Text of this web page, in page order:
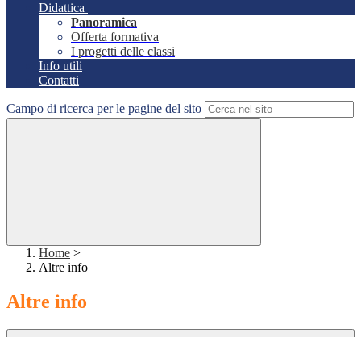
Didattica
Panoramica
Offerta formativa
I progetti delle classi
Info utili
Contatti
Campo di ricerca per le pagine del sito
Home >
Altre info
Altre info